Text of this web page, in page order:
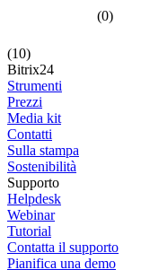
(0)
(10)
Bitrix24
Strumenti
Prezzi
Media kit
Contatti
Sulla stampa
Sostenibilità
Supporto
Helpdesk
Webinar
Tutorial
Contatta il supporto
Pianifica una demo